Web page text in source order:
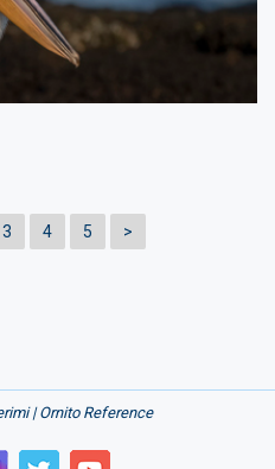
3 4 5 >
| Ornito Reference